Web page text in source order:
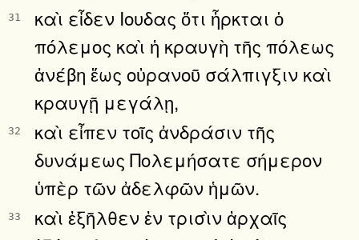
31
καὶ εἶδεν Ιουδας ὅτι ἦρκται ὁ
πόλεμος καὶ ἡ κραυγὴ τῆς πόλεως
ἀνέβη ἕως οὐρανοῦ σάλπιγξιν καὶ
κραυγῇ μεγάλῃ,
32
καὶ εἶπεν τοῖς ἀνδράσιν τῆς
δυνάμεως Πολεμήσατε σήμερον
ὑπὲρ τῶν ἀδελφῶν ἡμῶν.
33
καὶ ἐξῆλθεν ἐν τρισὶν ἀρχαῖς